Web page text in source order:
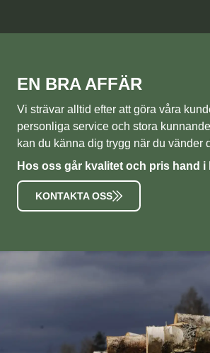
EN BRA AFFÄR
Vi strävar alltid efter att göra våra
personliga service och stora
kan du känna dig trygg när du vänder
Hos oss går kvalitet och pris hand i
KONTAKTA OSS